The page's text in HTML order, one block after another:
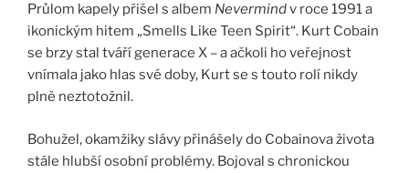
Průlom kapely přišel s albem Nevermindv roce 1991 a
ikonickým hitem „Smells Like Teen Spirit“. Kurt Cobain
se brzy stal tváří generace X – a ačkoli ho veřejnost
vnímala jako hlas své doby, Kurt se s touto rolí nikdy
plně neztotožnil​.​
Bohužel, okamžiky slávy přinášely do Cobainova života
stále hlubší osobní problémy. Bojoval s chronickou